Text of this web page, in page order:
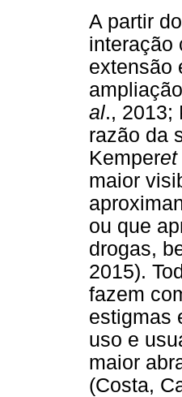
A partir
interação
extensão
al., 2013;
razão da
Kemperet
maior
ou que
drogas,
2015).
fazem
estigmas
uso e
maior
(Costa,